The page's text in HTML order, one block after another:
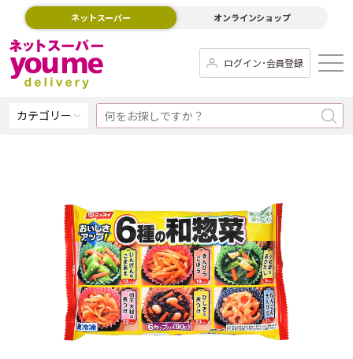
ネットスーパー オンラインショップ
ログイン･会員登録
カテゴリー